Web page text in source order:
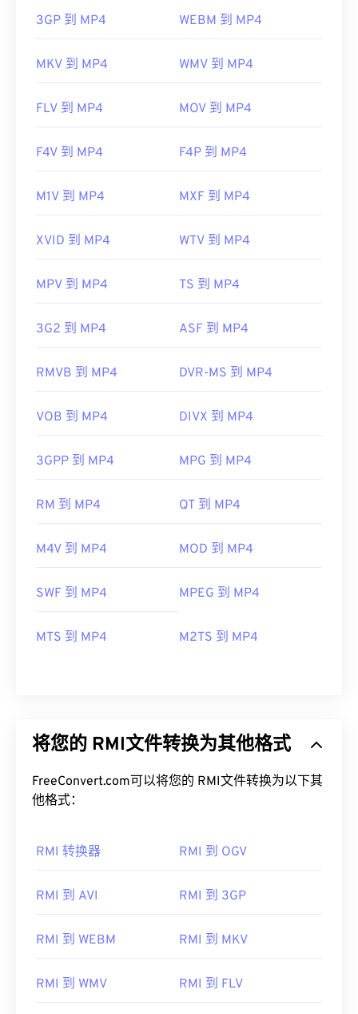
3GP 到 MP4 WEBM 到 MP4
MKV 到 MP4 WMV 到 MP4
FLV 到 MP4 MOV 到 MP4
F4V 到 MP4 F4P 到 MP4
M1V 到 MP4 MXF 到 MP4
XVID 到 MP4 WTV 到 MP4
MPV 到 MP4 TS 到 MP4
3G2 到 MP4 ASF 到 MP4
RMVB 到 MP4 DVR-MS 到 MP4
VOB 到 MP4 DIVX 到 MP4
3GPP 到 MP4 MPG 到 MP4
RM 到 MP4 QT 到 MP4
M4V 到 MP4 MOD 到 MP4
SWF 到 MP4 MPEG 到 MP4
MTS 到 MP4 M2TS 到 MP4
将您的 RMI文件转换为其他格式
FreeConvert.com可以将您的 RMI文件转换为以下其
他格式：
RMI 转换器 RMI 到 OGV
RMI 到 AVI RMI 到 3GP
RMI 到 WEBM RMI 到 MKV
RMI 到 WMV RMI 到 FLV